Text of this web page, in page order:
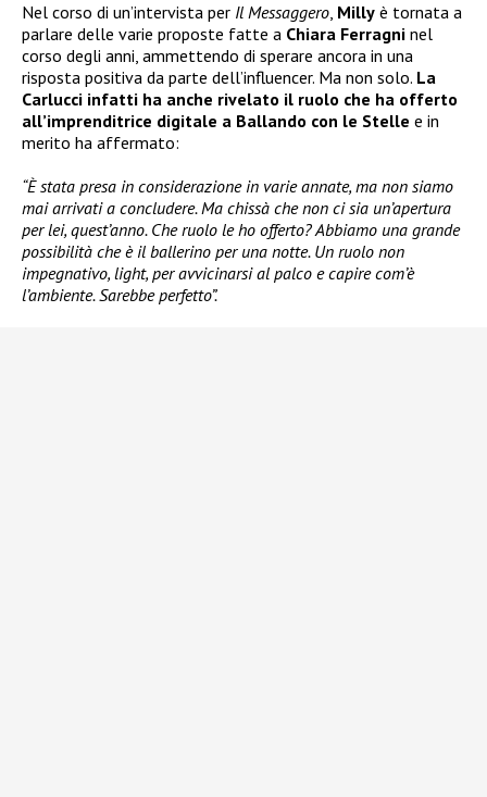
Nel corso di un’intervista per Il Messaggero, Milly è tornata a
parlare delle varie proposte fatte a Chiara Ferragni nel
corso degli anni, ammettendo di sperare ancora in una
risposta positiva da parte dell’influencer. Ma non solo. La
Carlucci infatti ha anche rivelato il ruolo che ha offerto
all’imprenditrice digitale a Ballando con le Stelle e in
merito ha affermato:
“È stata presa in considerazione in varie annate, ma non siamo
mai arrivati a concludere. Ma chissà che non ci sia un’apertura
per lei, quest’anno. Che ruolo le ho offerto? Abbiamo una grande
possibilità che è il ballerino per una notte. Un ruolo non
impegnativo, light, per avvicinarsi al palco e capire com’è
l’ambiente. Sarebbe perfetto”.